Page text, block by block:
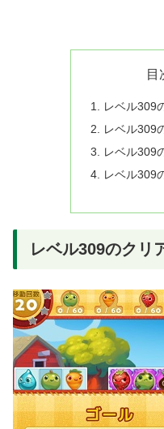
目
レベル309
レベル309
レベル309
レベル309
レベル309のクリ